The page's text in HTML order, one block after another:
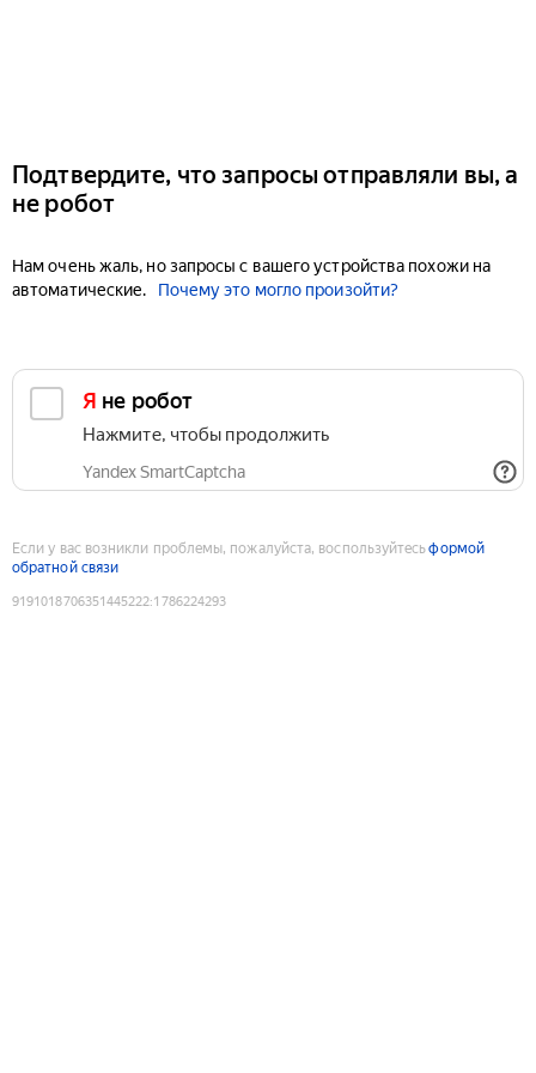
Подтвердите, что запросы отправляли вы, а
не робот
Нам очень жаль, но запросы с вашего устройства похожи на
автоматические.
Почему это могло произойти?
Я не робот
Нажмите, чтобы продолжить
Yandex SmartCaptcha
Если у вас возникли проблемы, пожалуйста, воспользуйтесьформой
обратной связи
9191018706351445222:1786224293